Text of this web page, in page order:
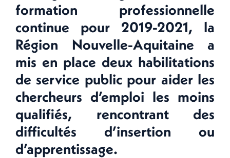
formation professionnelle
continue pour 2019-2021, la
Région Nouvelle-Aquitaine a
mis en place deux habilitations
de service public pour aider les
chercheurs d’emploi les moins
qualifiés, rencontrant des
difficultés d’insertion ou
d’apprentissage.